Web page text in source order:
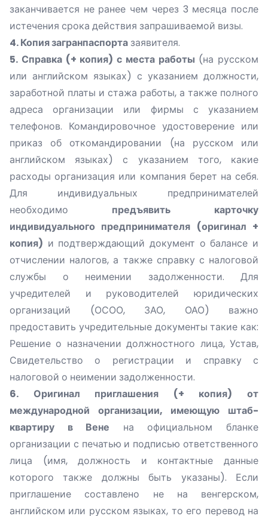
заканчивается не ранее чем через 3 месяца после
истечения срока действия запрашиваемой визы.
4. Копия загранпаспорта заявителя.
5. Справка (+ копия) с места работы (на русском
или английском языках) с указанием должности,
заработной платы и стажа работы, а также полного
адреса организации или фирмы с указанием
телефонов. Командировочное удостоверение или
приказ об откомандировании (на русском или
английском языках) с указанием того, какие
расходы организация или компания берет на себя.
Для индивидуальных предпринимателей
необходимо предъявить карточку
индивидуального предпринимателя (оригинал +
копия) и подтверждающий документ о балансе и
отчислении налогов, а также справку с налоговой
службы о неимении задолженности. Для
учредителей и руководителей юридических
организаций (ОСОО, ЗАО, ОАО) важно
предоставить учредительные документы такие как:
Решение о назначении должностного лица, Устав,
Свидетельство о регистрации и справку с
налоговой о неимении задолженности.
6. Оригинал приглашения (+ копия) от
международной организации, имеющую штаб-
квартиру в Вене на официальном бланке
организации с печатью и подписью ответственного
лица (имя, должность и контактные данные
которого также должны быть указаны). Если
приглашение составлено не на венгерском,
английском или русском языках, то его перевод на